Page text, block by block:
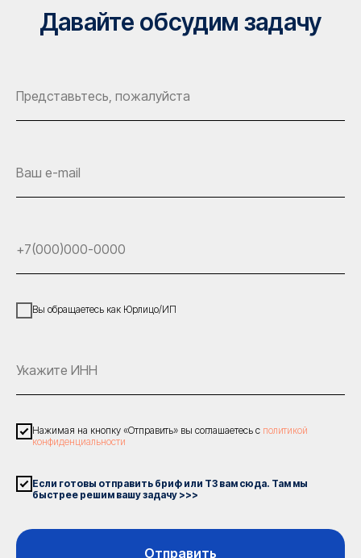
Давайте обсудим задачу
Вы обращаетесь как Юрлицо/ИП
Нажимая на кнопку «Отправить» вы соглашаетесь с политикой
конфиденциальности
Если готовы отправить бриф или ТЗ вам сюда. Там мы
быстрее решим вашу задачу >>>
Отправить